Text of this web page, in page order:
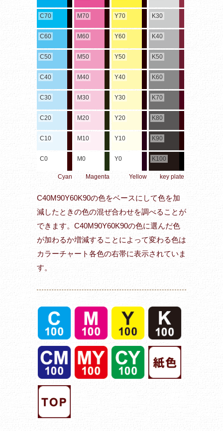
C70
C60
C50
C40
C30
C20
C10
C0
Cyan
M70
M60
M50
M40
M30
M20
M10
M0
Magenta
Y70
Y60
Y50
Y40
Y30
Y20
Y10
Y0
Yellow
K30
K40
K50
K60
K70
K80
K90
K100
key plate
C40M90Y60K90の色をベースにして色を加
減したときの色の混ぜ合わせを調べることが
できます。C40M90Y60K90の色に選んだ色
が加わるか増減することによって変わる色は
カラーチャート各色の右帯に表示されていま
す。